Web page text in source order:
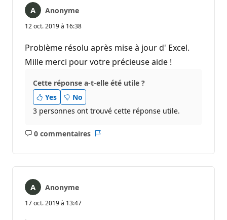
Anonyme
12 oct. 2019 à 16:38
Problème résolu après mise à jour d' Excel.
Mille merci pour votre précieuse aide !
Cette réponse a-t-elle été utile ?
Yes
No
3 personnes ont trouvé cette réponse utile.
0 commentaires
Aucun
Anonyme
17 oct. 2019 à 13:47